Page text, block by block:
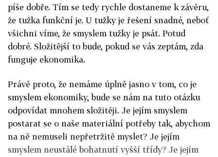
píše dobře. Tím se tedy rychle dostaneme k závěru,
že tužka funkční je. U tužky je řešení snadné, neboť
všichni víme, že smyslem tužky je psát. Potud
dobré. Složitější to bude, pokud se vás zeptám, zda
funguje ekonomika.
Právě proto, že nemáme úplně jasno v tom, co je
smyslem ekonomiky, bude se nám na tuto otázku
odpovídat mnohem složitěji. Je jejím smyslem
postarat se o naše materiální potřeby tak, abychom
na ně nemuseli nepřetržitě myslet? Je jejím
smyslem neustálé bohatnutí vyšší třídy? Je jejím